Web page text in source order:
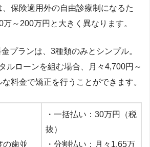
保険適用外の自由診療制になるた
～200万円と大きく異なります。
プランは、3種類のみとシンプル。
ルローンを組む場合、月々4,700円～
料金で矯正を行うことができます。
の歯並
・一括払い：30万円（税
抜）
・分割払い：月々1.65万